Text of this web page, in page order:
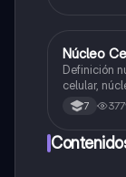
Biologia
Núcleo
Definición núcleo
celular,
Interfase
7 377